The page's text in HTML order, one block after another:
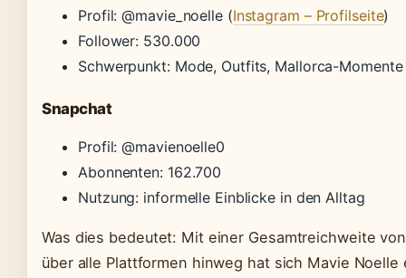
Profil: @mavie_noelle (Instagram – Profilseite)
Follower: 530.000
Schwerpunkt: Mode, Outfits, Mallorca-Momente
Snapchat
Profil: @mavienoelle0
Abonnenten: 162.700
Nutzung: informelle Einblicke in den Alltag
Was dies bedeutet: Mit einer Gesamtreichweite
über alle Plattformen hinweg hat sich Mavie